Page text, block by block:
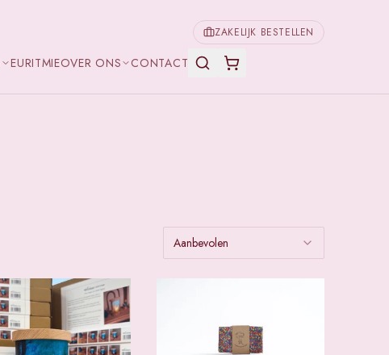
ZAKELIJK BESTELLEN
EURITMIEOVER ONS CONTACT
Aanbevolen